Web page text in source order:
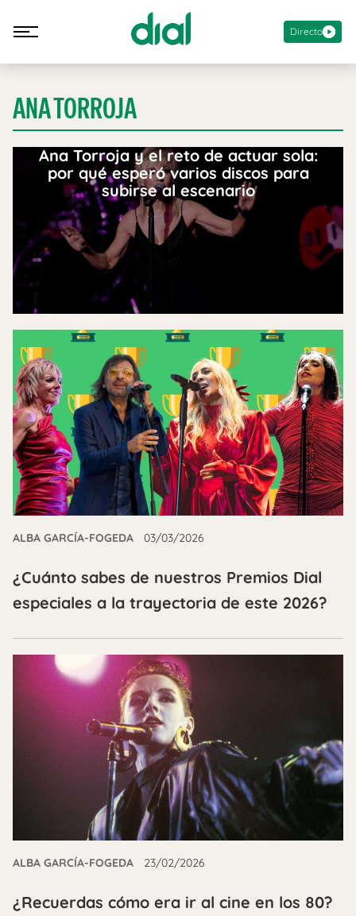
Directo
ANA TORROJA
Ana Torroja y el reto de actuar sola:
por qué esperó varios discos para
subirse al escenario
ALBA GARCÍA-FOGEDA 03/03/2026
¿Cuánto sabes de nuestros Premios Dial
especiales a la trayectoria de este 2026?
ALBA GARCÍA-FOGEDA 23/02/2026
¿Recuerdas cómo era ir al cine en los 80?